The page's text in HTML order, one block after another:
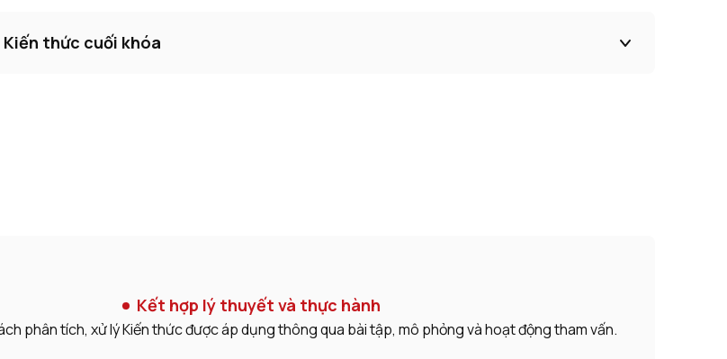
Kiến thức cuối khóa
phân tích, xử lý
Kết hợp lý thuyết và thực hành
Kiến thức được áp dụng thông qua bài tập, mô phỏng và hoạt động tham vấn.